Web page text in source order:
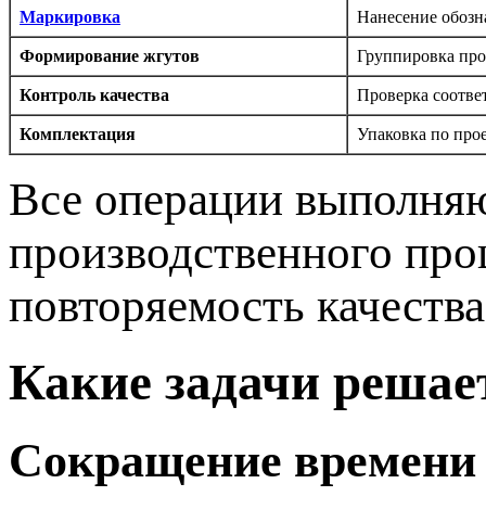
Маркировка Нанесение
Формирование жгутов Группировка
Контроль качества Проверка
Комплектация Упаковка по
Все операции
производственного
повторяемость
Какие задачи
Сокращение времени